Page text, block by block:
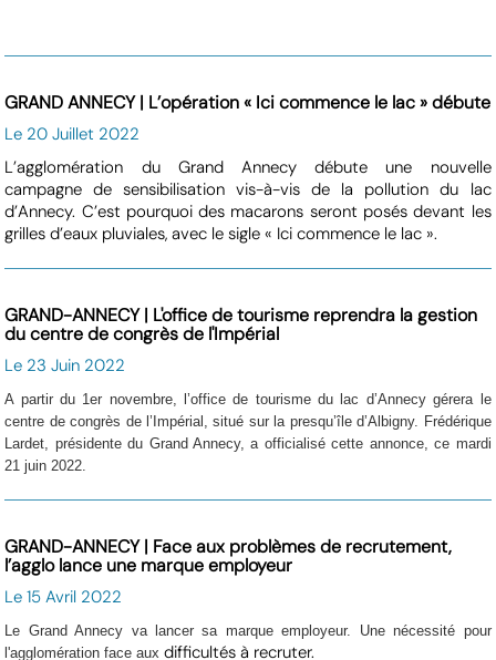
GRAND ANNECY | L’opération « Ici commence le lac » débute
Le 20 Juillet 2022
L’agglomération du Grand Annecy débute une nouvelle
campagne de sensibilisation vis-à-vis de la pollution du lac
d’Annecy. C’est pourquoi des macarons seront posés devant les
grilles d’eaux pluviales, avec le sigle « Ici commence le lac ».
GRAND-ANNECY | L'office de tourisme reprendra la gestion
du centre de congrès de l'Impérial
Le 23 Juin 2022
A partir du 1er novembre, l’office de tourisme du lac d’Annecy gérera le
centre de congrès de l’Impérial, situé sur la presqu’île d’Albigny. Frédérique
Lardet, présidente du Grand Annecy, a officialisé cette annonce, ce mardi
21 juin 2022.
GRAND-ANNECY | Face aux problèmes de recrutement,
l’agglo lance une marque employeur
Le 15 Avril 2022
Le Grand Annecy va lancer sa marque employeur. Une nécessité pour
l'agglomération face aux difficultés à recruter.